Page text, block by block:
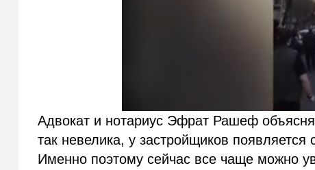
Адвокат и нотариус Эфрат Рашеф
так невелика, у застройщиков
Именно поэтому сейчас все чаще можно